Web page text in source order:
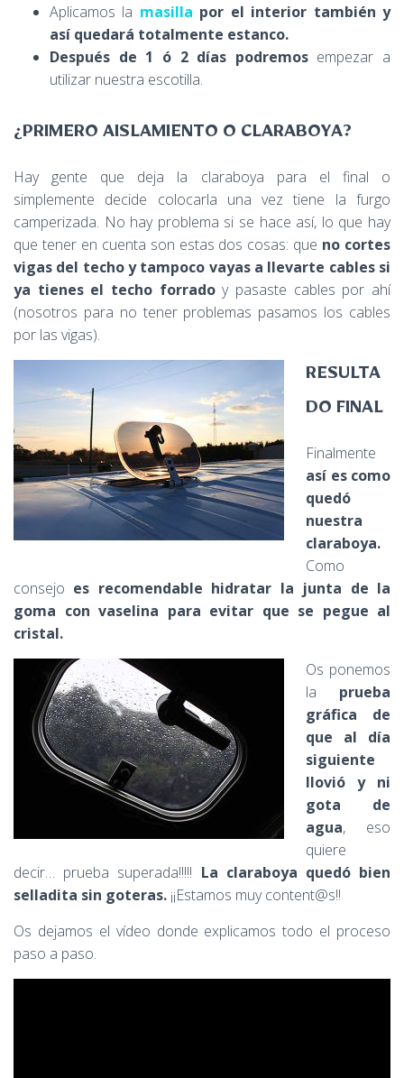
Aplicamos la masilla por el interior también y
así quedará totalmente estanco.
Después de 1 ó 2 días podremosempezar a
utilizar nuestra escotilla.
¿PRIMERO AISLAMIENTO O CLARABOYA?
Hay gente que deja la claraboya para el final o
simplemente decide colocarla una vez tiene la furgo
camperizada. No hay problema si se hace así, lo que hay
que tener en cuenta son estas dos cosas: que no cortes
vigas del techo y tampoco vayas a llevarte cables si
ya tienes el techo forradoy pasaste cables por ahí
(nosotros para no tener problemas pasamos los cables
por las vigas).
RESULTA
DO FINAL
Finalmente
así es como
quedó
nuestra
claraboya.
Como
consejo es recomendable hidratar la junta de la
goma con vaselina para evitar que se pegue al
cristal.
Os ponemos
la prueba
gráfica de
que al día
siguiente
llovió y ni
gota de
agua, eso
quiere
decir… prueba superada!!!!! La claraboya quedó bien
selladita sin goteras. ¡¡Estamos muy content@s!!
Os dejamos el vídeo donde explicamos todo el proceso
paso a paso.